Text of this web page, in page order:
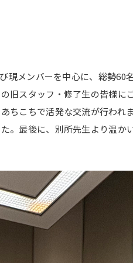
メンバーを中心に、総勢60
旧スタッフ・修了生の皆様に
ちこちで活発な交流が行われ
。最後に、別所先生より温か